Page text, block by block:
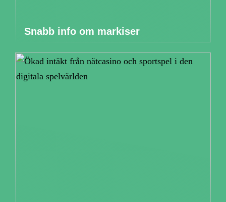
Snabb info om markiser